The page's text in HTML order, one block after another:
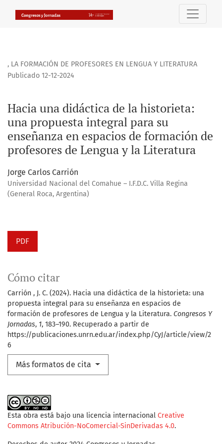
Hacia una didáctica de la historieta: una propuesta
, LA FORMACIÓN DE PROFESORES EN LENGUA Y LITERATURA
Hacia una didáctica de la historieta:
una propuesta integral para su
enseñanza en espacios de formación de
profesores de Lengua y la Literatura
Publicado 12-12-2024
Jorge Carlos Carrión
Universidad Nacional del Comahue – I.F.D.C. Villa Regina
(General Roca, Argentina)
PDF
Cómo citar
Carrión , J. C. (2024). Hacia una didáctica de la historieta: una
propuesta integral para su enseñanza en espacios de
formación de profesores de Lengua y la Literatura. Congresos Y
Jornadas, 1, 183–190. Recuperado a partir de
https://publicaciones.unrn.edu.ar/index.php/CyJ/article/view/2
6
Más formatos de cita
Esta obra está bajo una licencia internacional Creative
Commons Atribución-NoComercial-SinDerivadas 4.0.